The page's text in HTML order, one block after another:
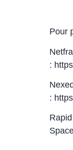
Pour
:
:
Rapid